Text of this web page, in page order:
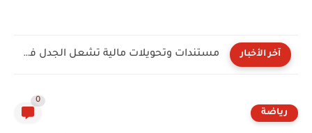
آخر الأخبار اتفاق لبناني إسرائيلي في روما على "قائمة الدول المراقبة".. والعقدة...
رياضة
0